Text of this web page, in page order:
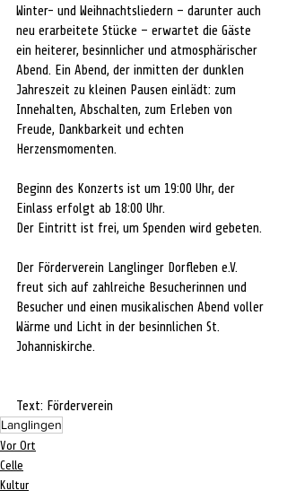
Winter- und Weihnachtsliedern – darunter auch
neu erarbeitete Stücke – erwartet die Gäste
ein heiterer, besinnlicher und atmosphärischer
Abend. Ein Abend, der inmitten der dunklen
Jahreszeit zu kleinen Pausen einlädt: zum
Innehalten, Abschalten, zum Erleben von
Freude, Dankbarkeit und echten
Herzensmomenten.
Beginn des Konzerts ist um 19:00 Uhr, der
Einlass erfolgt ab 18:00 Uhr.
Der Eintritt ist frei, um Spenden wird gebeten.
Der Förderverein Langlinger Dorfleben e.V.
freut sich auf zahlreiche Besucherinnen und
Besucher und einen musikalischen Abend voller
Wärme und Licht in der besinnlichen St.
Johanniskirche.
Text: Förderverein
Langlingen
Vor Ort
Celle
Kultur